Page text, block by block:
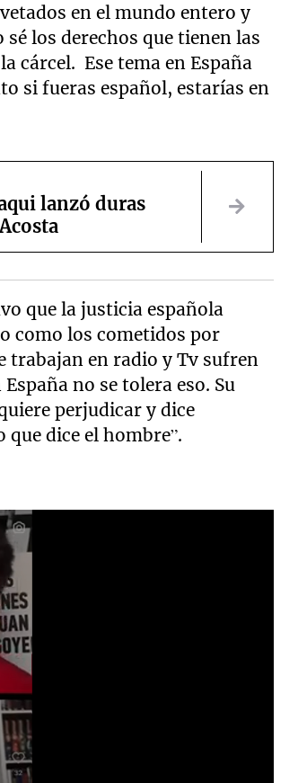
en el mundo entero y
los derechos que tienen las
cárcel. Ese tema en España
si fueras español, estarías en
lanzó duras
que la justicia española
como los cometidos por
trabajan en radio y Tv sufren
no se tolera eso. Su
perjudicar y dice
dice el hombre”.